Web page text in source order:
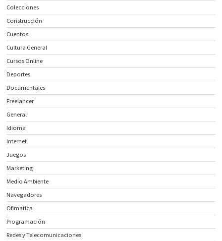
Colecciones
Construcción
Cuentos
Cultura General
Cursos Online
Deportes
Documentales
Freelancer
General
Idioma
Internet
Juegos
Marketing
Medio Ambiente
Navegadores
Ofimatica
Programación
Redes y Telecomunicaciones